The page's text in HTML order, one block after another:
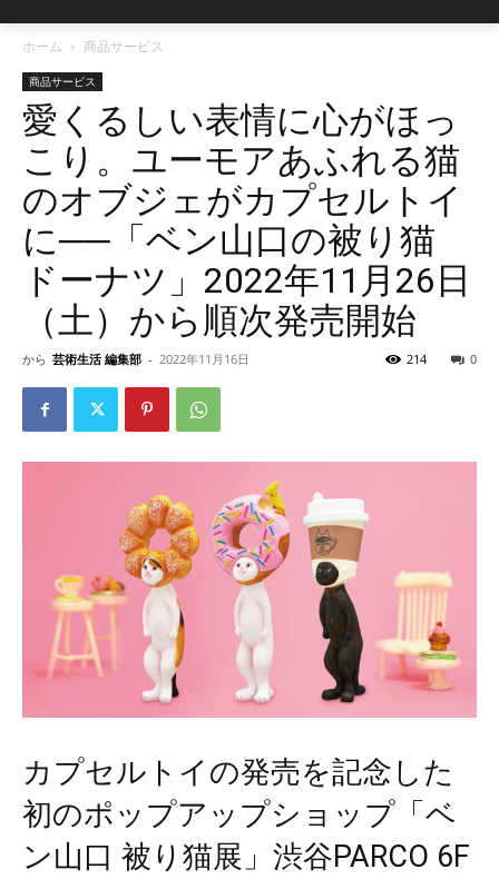
ホーム 商品サービス
商品サービス
愛くるしい表情に心がほっ
こり。ユーモアあふれる猫
のオブジェがカプセルトイ
に──「ベン山口の被り猫
ドーナツ」2022年11月26日
（土）から順次発売開始
から 芸術生活 編集部 - 2022年11月16日 0
214
カプセルトイの発売を記念した
初のポップアップショップ「ベ
ン山口 被り猫展」渋谷PARCO 6F